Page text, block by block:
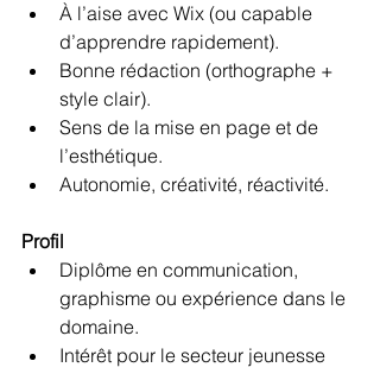
À l’aise avec Wix (ou capable
d’apprendre rapidement).
Bonne rédaction (orthographe +
style clair).
Sens de la mise en page et de
l’esthétique.
Autonomie, créativité, réactivité.
Profil
Diplôme en communication,
graphisme ou expérience dans le
domaine.
Intérêt pour le secteur jeunesse